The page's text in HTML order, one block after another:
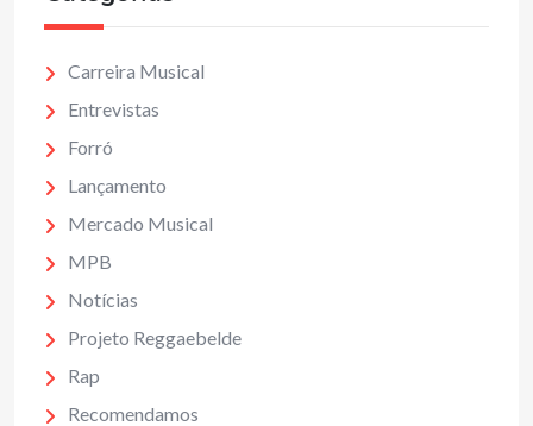
Carreira Musical
Entrevistas
Forró
Lançamento
Mercado Musical
MPB
Notícias
Projeto Reggaebelde
Rap
Recomendamos